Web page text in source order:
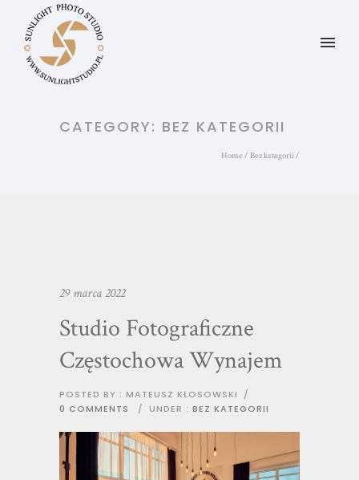
CATEGORY: BEZ KATEGORII
Home / Bez kategorii/
29 marca 2022
Studio Fotograficzne
Częstochowa Wynajem
POSTED BY : MATEUSZ KŁOSOWSKI
/
0 COMMENTS
/ UNDER : BEZ KATEGORII